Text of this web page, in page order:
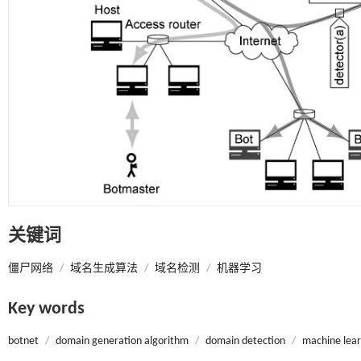
关键词
僵尸网络 / 域名生成算法 / 域名检测 / 机器学习
Key words
botnet / domain generation algorithm / domain detection / machine